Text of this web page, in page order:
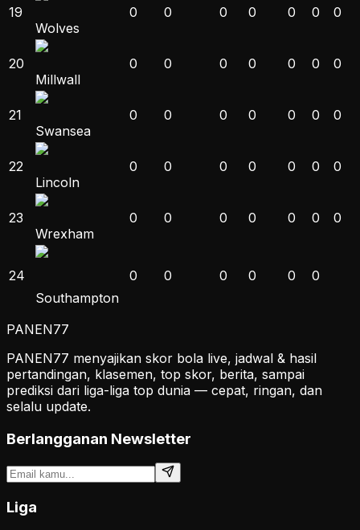
19
Wolves
0 0 0 0 0 0 0
20
Millwall
0 0 0 0 0 0 0
21
Swansea
0 0 0 0 0 0 0
22
Lincoln
0 0 0 0 0 0 0
23
Wrexham
0 0 0 0 0 0 0
24
Southampton
0 0 0 0 0 0
PANEN77
PANEN77 menyajikan skor bola live, jadwal & hasil
pertandingan, klasemen, top skor, berita, sampai
prediksi dari liga-liga top dunia — cepat, ringan, dan
selalu update.
Berlangganan Newsletter
Liga